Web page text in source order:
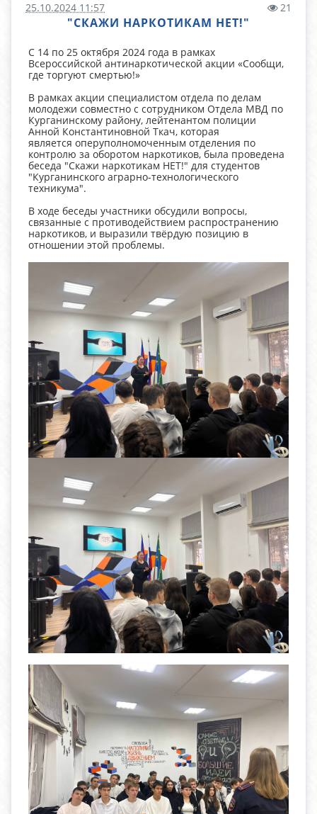
25.10.2024 11:57 21
"СКАЖИ НАРКОТИКАМ НЕТ!"
С 14 по 25 октября 2024 года в рамках
Всероссийской антинаркотической акции «Сообщи,
где торгуют смертью!»
В рамках акции специалистом отдела по делам
молодежи совместно с сотрудником Отдела МВД по
Курганинскому району, лейтенантом полиции
Анной Константиновной Ткач, которая
является оперуполномоченным отделения по
контролю за оборотом наркотиков, была проведена
беседа "Скажи наркотикам НЕТ!" для студентов
"Курганинского аграрно-технологического
техникума".
В ходе беседы участники обсудили вопросы,
связанные с противодействием распространению
наркотиков, и выразили твёрдую позицию в
отношении этой проблемы.